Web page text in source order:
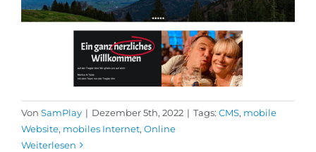
Von SamPlay | Dezember 5th, 2022 | Tags: CMS, mobile
Website, mobiles Internet, Online
Weiterlesen